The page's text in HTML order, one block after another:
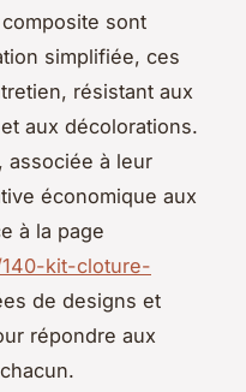
sont
simplifiée, ces
résistant aux
aux décolorations.
associée à leur
économique aux
à la page
kit-cloture-
de designs et
répondre aux